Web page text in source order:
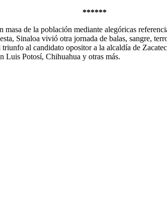
******
de la población mediante alegóricas
Sinaloa vivió otra jornada de balas, sangre,
al candidato opositor a la alcaldía de
Luis Potosí, Chihuahua y otras más.